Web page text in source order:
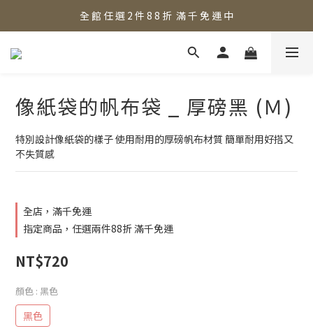
全 館 任 選 2 件 8 8 折  滿 千 免 運 中
像紙袋的帆布袋 _ 厚磅黑 (Ｍ)
特別設計像紙袋的樣子 使用耐用的厚磅帆布材質 簡單耐用好搭又
不失質感
全店，滿千免運
指定商品，任選兩件88折 滿千免運
NT$720
顏色 : 黑色
黑色